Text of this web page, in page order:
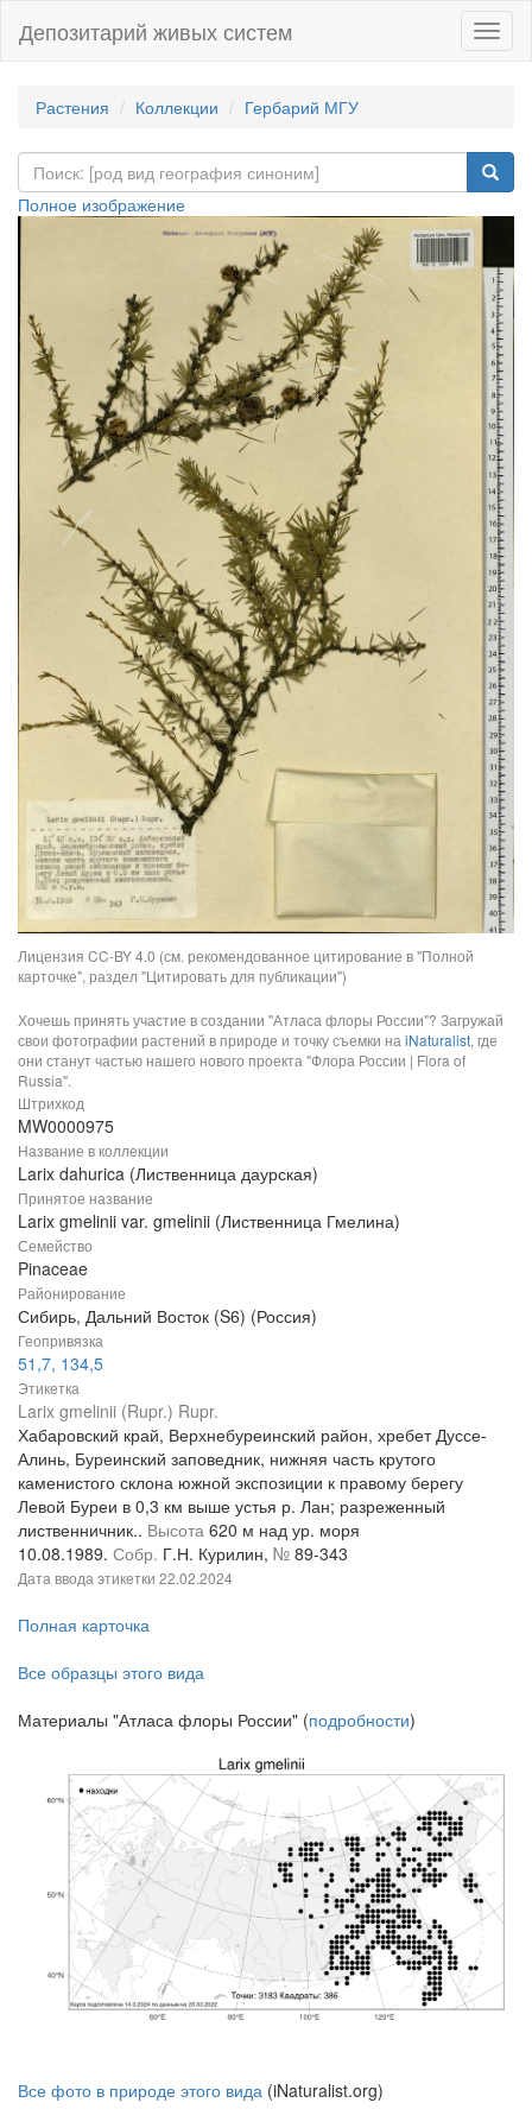
Депозитарий живых систем
Растения Коллекции Гербарий МГУ
Полное изображение
Лицензия CC-BY 4.0 (см. рекомендованное цитирование в "Полной
карточке", раздел "Цитировать для публикации")
Хочешь принять участие в создании "Атласа флоры России"? Загружай
свои фотографии растений в природе и точку съемки на iNaturalist, где
они станут частью нашего нового проекта "Флора России | Flora of
Russia".
Штрихкод
MW0000975
Название в коллекции
Larix dahurica (Лиственница даурская)
Принятое название
Larix gmelinii var. gmelinii (Лиственница Гмелина)
Семейство
Pinaceae
Районирование
Сибирь, Дальний Восток (S6) (Россия)
Геопривязка
51,7, 134,5
Этикетка
Larix gmelinii (Rupr.) Rupr.
Хабаровский край, Верхнебуреинский район, хребет Дуссе-
Алинь, Буреинский заповедник, нижняя часть крутого
каменистого склона южной экспозиции к правому берегу
Левой Буреи в 0,3 км выше устья р. Лан; разреженный
лиственничник.. Высота 620 м над ур. моря
10.08.1989. Собр. Г.Н. Курилин, № 89-343
Дата ввода этикетки 22.02.2024
Полная карточка
Все образцы этого вида
Материалы "Атласа флоры России" (подробности)
Все фото в природе этого вида (iNaturalist.org)